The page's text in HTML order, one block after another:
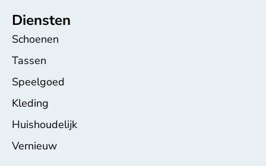
Diensten
Schoenen
Tassen
Speelgoed
Kleding
Huishoudelijk
Vernieuw